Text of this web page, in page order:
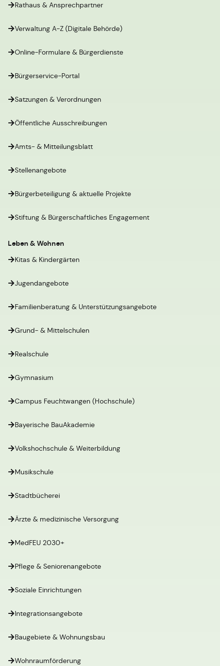
Rathaus & Ansprechpartner
Verwaltung A-Z (Digitale Behörde)
Online-Formulare & Bürgerdienste
Bürgerservice-Portal
Satzungen & Verordnungen
Öffentliche Ausschreibungen
Amts- & Mitteilungsblatt
Stellenangebote
Bürgerbeteiligung & aktuelle Projekte
Stiftung & Bürgerschaftliches Engagement
Leben & Wohnen
Kitas & Kindergärten
Jugendangebote
Familienberatung & Unterstützungsangebote
Grund- & Mittelschulen
Realschule
Gymnasium
Campus Feuchtwangen (Hochschule)
Bayerische BauAkademie
Volkshochschule & Weiterbildung
Musikschule
Stadtbücherei
Ärzte & medizinische Versorgung
MedFEU 2030+
Pflege & Seniorenangebote
Soziale Einrichtungen
Integrationsangebote
Baugebiete & Wohnungsbau
Wohnraumförderung